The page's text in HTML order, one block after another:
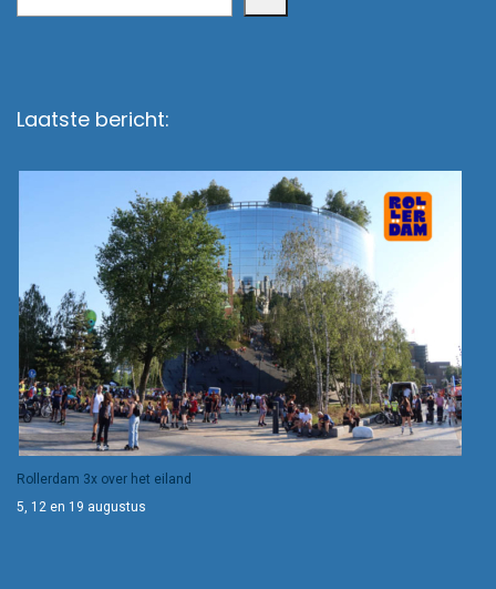
Laatste bericht:
Rollerdam 3x over het eiland
5, 12 en 19 augustus